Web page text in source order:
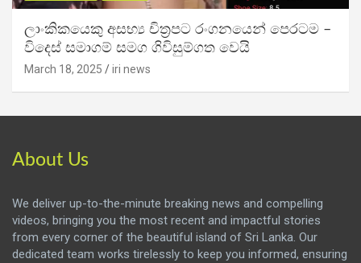
ලාංකිකයෙකු අසභ්‍ය චිත්‍රපට රංගනයෙන් පෙරටම –
විදෙස් සමාගම් සමග ගිවිසුම්ගත වෙයි
March 18, 2025 iri news
About Us
We deliver up-to-the-minute breaking news and compelling
videos, bringing you the most recent and impactful stories
from every corner of the beautiful island of Sri Lanka. Our
dedicated team works tirelessly to keep you informed, ensuring